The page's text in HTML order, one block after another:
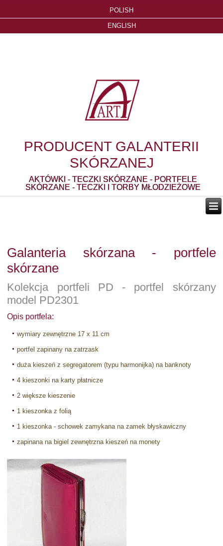
POLISH
ENGLISH
PRODUCENT GALANTERII
SKÓRZANEJ
AKTÓWKI - TECZKI SKÓRZANE - PORTFELE
SKÓRZANE - TECZKI I TORBY MŁODZIEŻOWE
Galanteria skórzana - portfele
skórzane
Kolekcja portfeli PD - portfel skórzany
model PD2301
Opis portfela:
wymiary zewnętrzne 17 x 11 cm
portfel zapinany na zatrzask
duża kieszeń z segregatorem (typu harmonijka) na banknoty
4 kieszonki na karty płatnicze
2 większe kieszenie
1 kieszonka z folią
1 kieszonka - schowek zamykana na zamek błyskawiczny
zapinana na bigiel zewnętrzna kieszeń na monety